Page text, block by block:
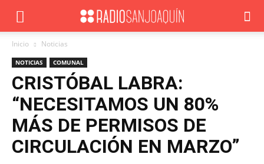
Inicio Noticias
NOTICIAS COMUNAL
CRISTÓBAL LABRA:
“NECESITAMOS UN 80%
MÁS DE PERMISOS DE
CIRCULACIÓN EN MARZO”